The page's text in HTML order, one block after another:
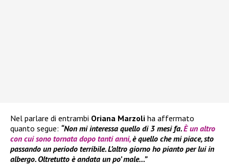
Nel parlare di entrambi Oriana Marzoli ha affermato
quanto segue: “Non mi interessa quello di 3 mesi fa.È un altro
con cui sono tornata dopo tanti anni,è quello che mi piace, sto
passando un periodo terribile. L’altro giorno ho pianto per lui in
albergo. Oltretutto è andata un po’ male…”